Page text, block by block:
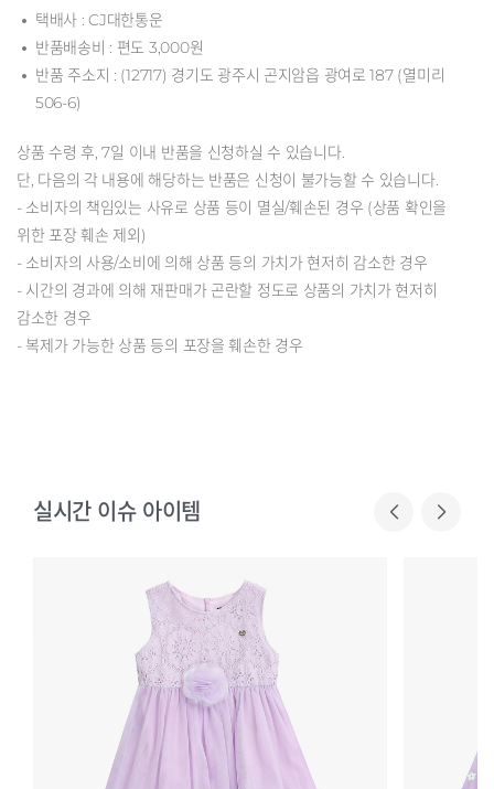
택배사 : CJ대한통운
반품배송비 : 편도 3,000원
반품 주소지 : (12717) 경기도 광주시 곤지암읍 광여로 187 (열미리
506-6)
상품 수령 후, 7일 이내 반품을 신청하실 수 있습니다.
단, 다음의 각 내용에 해당하는 반품은 신청이 불가능할 수 있습니다.
- 소비자의 책임있는 사유로 상품 등이 멸실/훼손된 경우 (상품 확인을
위한 포장 훼손 제외)
- 소비자의 사용/소비에 의해 상품 등의 가치가 현저히 감소한 경우
- 시간의 경과에 의해 재판매가 곤란할 정도로 상품의 가치가 현저히
감소한 경우
- 복제가 가능한 상품 등의 포장을 훼손한 경우
실시간 이슈 아이템